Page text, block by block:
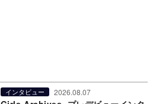
インタビュー 2026.08.07